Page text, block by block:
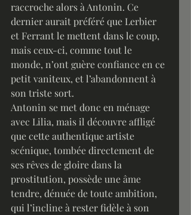
raccroche alors à Antonin. Ce
dernier aurait préféré que Lerbier
et Ferrant le mettent dans le coup,
mais ceux-ci, comme tout le
monde, n’ont guère confiance en ce
petit vaniteux, et l’abandonnent à
son triste sort.
Antonin se met donc en ménage
avec Lilia, mais il découvre affligé
que cette authentique artiste
scénique, tombée directement de
ses rêves de gloire dans la
prostitution, possède une âme
tendre, dénuée de toute ambition,
qui l’incline à rester fidèle à son